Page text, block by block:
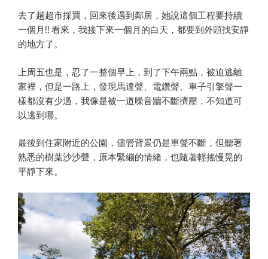
去了趟超市採買，回來後遇到鄰居，她說這個工程要持續
一個月!! 看來，我接下來一個月的白天，都要到外頭找安靜
的地方了。
上周五也是，忍了一整個早上，到了下午兩點，被迫逃離
家裡，但是一路上，發現馬達聲、電鑽聲、車子引擎聲一
樣都沒有少過，我像是被一道噪音牆不斷擠壓，不知道可
以逃到哪。
最後到住家附近的公園，儘管背景仍是車聲不斷，但聽著
熟悉的樹葉沙沙聲，原本緊繃的情緒，也隨著輕搖慢晃的
平靜下來。